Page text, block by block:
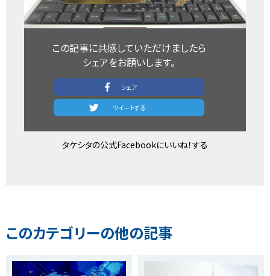
この記事に共感していただけましたら​
シェアをお願いします。​
シェア​
​ツイートする​
タケシタの公式Facebookにいいね！する​
このカテゴリーの他の記事